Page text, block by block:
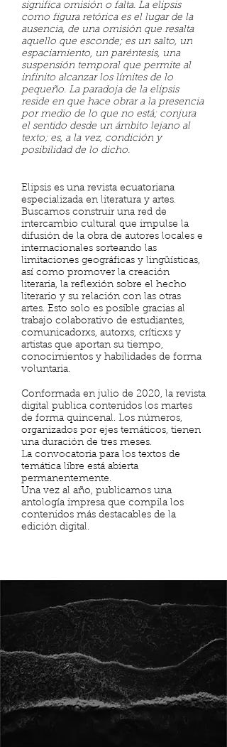
significa omisión o falta. La elipsis
como figura retórica es el lugar de la
ausencia, de una omisión que resalta
aquello que esconde; es un salto, un
espaciamiento, un paréntesis, una
suspensión temporal que permite al
infinito alcanzar los límites de lo
pequeño. La paradoja de la elipsis
reside en que hace obrar a la presencia
por medio de lo que no está; conjura
el sentido desde un ámbito lejano al
texto; es, a la vez, condición y
posibilidad de lo dicho.
Elipsis es una revista ecuatoriana
especializada en literatura y artes.
Buscamos construir una red de
intercambio cultural que impulse la
difusión de la obra de autores locales e
internacionales sorteando las
limitaciones geográficas y lingüísticas,
así como promover la creación
literaria, la reflexión sobre el hecho
literario y su relación con las otras
artes. Esto solo es posible gracias al
trabajo colaborativo de estudiantes,
comunicadorxs, autorxs, críticxs y
artistas que aportan su tiempo,
conocimientos y habilidades de forma
voluntaria.
Conformada en julio de 2020, la revista
digital publica contenidos los martes
de forma quincenal. Los números,
organizados por ejes temáticos, tienen
una duración de tres meses.
La convocatoria para los textos de
temática libre está abierta
permanentemente.
Una vez al año, publicamos una
antología impresa que compila los
contenidos más destacables de la
edición digital.